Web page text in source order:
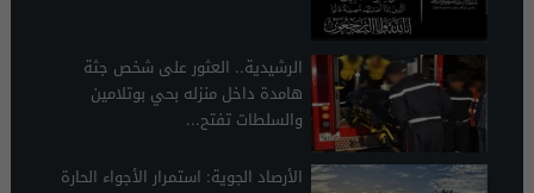
الرشيدية.. العثور على شخص جثة
هامدة داخل منزله بحي بوتلامين
والسلطات تفتح...
الأرصاد الجوية: استمرار الأجواء الحارة